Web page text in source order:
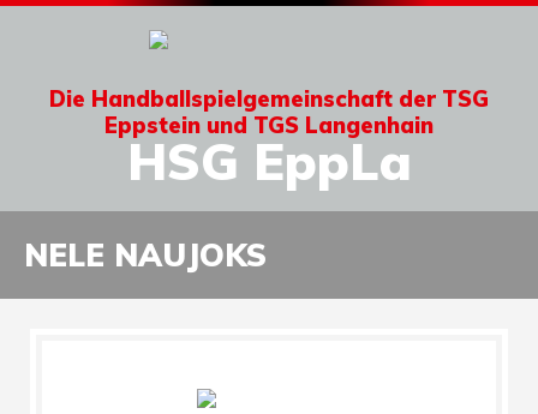
Die Handballspielgemeinschaft der TSG
Eppstein und TGS Langenhain
HSG EppLa
NELE NAUJOKS